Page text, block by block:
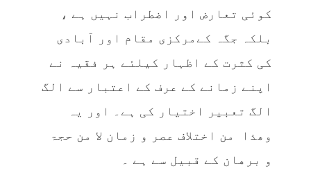
کوئی تعارض اور اضطراب نہیں ہے ،
بلکہ جگہ کےمرکزی مقام اور آبادی
کی کثرت کے اظہار کیلئے ہر فقیہ نے
اپنے زمانے کے عرف کے اعتبار سے الگ
الگ تعبیر اختیار کی ہے۔ اور یہ
وھذا من اختلاف عصر و زمان لا من حجۃ
و برهان کے قبیل سے ہے ۔